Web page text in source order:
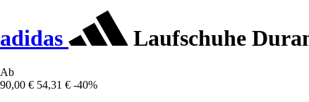
adidas Laufschuhe
Ab
90,00 € 54,31 € -40%